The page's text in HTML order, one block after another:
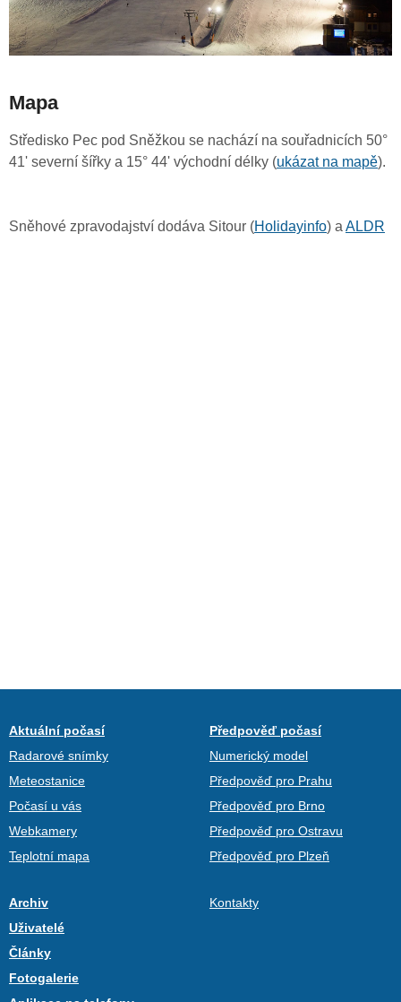
Mapa
Středisko Pec pod Sněžkou se nachází na souřadnicích 50°
41' severní šířky a 15° 44' východní délky (ukázat na mapě).
Sněhové zpravodajství dodáva Sitour (Holidayinfo) a ALDR
Aktuální počasí
Radarové snímky
Meteostanice
Počasí u vás
Webkamery
Teplotní mapa
Předpověď počasí
Numerický model
Předpověď pro Prahu
Předpověď pro Brno
Předpověď pro Ostravu
Předpověď pro Plzeň
Archiv
Uživatelé
Články
Fotogalerie
Kontakty